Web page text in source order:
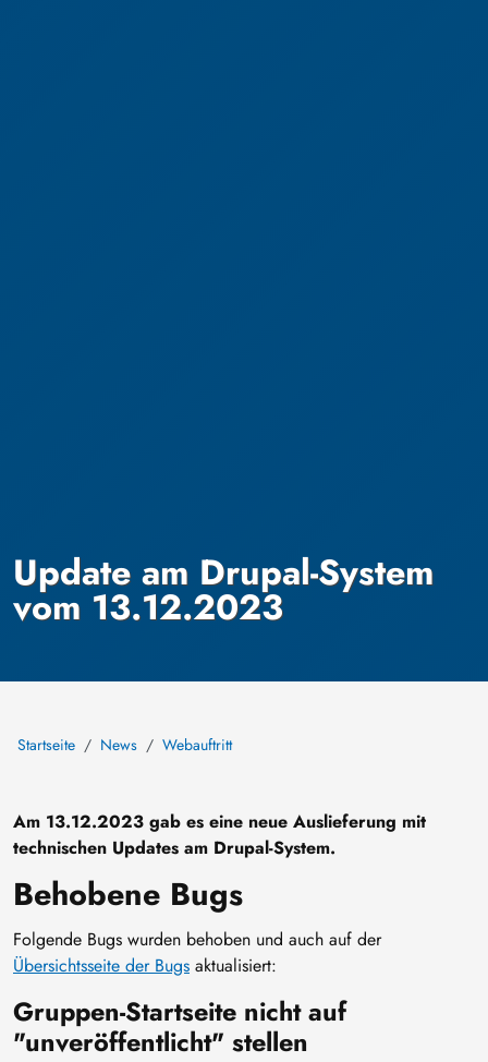
Update am Drupal-System
vom 13.12.2023
Startseite News Webauftritt
Am 13.12.2023 gab es eine neue Auslieferung mit
technischen Updates am Drupal-System.
Behobene Bugs
Folgende Bugs wurden behoben und auch auf der
Übersichtsseite der Bugs aktualisiert:
Gruppen-Startseite nicht auf
"unveröffentlicht" stellen